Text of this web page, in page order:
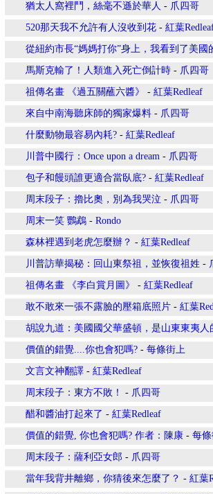
猶太人窩裡鬥，絲毫不遜於華人 - 爪四哥
520那天我不允許有人沒收到花 - 紅葉
從紐約市長“媽媽打你”身上，我看到了美國
馬斯克輸了！人類進入死亡倒計時 - 爪四哥
祖傳名畫 《過五關蘸六醬》 - 紅葉Redleaf
來自中南海聽床師的獨家爆料 - 爪四哥
什麼動物最容易內耗? - 紅葉Redleaf
川普中國行：Once upon a dream - 爪四哥
包子和饅頭誰更適合當臥底? - 紅葉Redleaf
周末段子：擼比奧，別為我哭泣 - 爪四哥
周末一笑 鸚鵡 - Rondo
森林裡遇到老虎怎麼辦？ - 紅葉Redleaf
川普訪華揭秘：回山東祭祖，並恢復祖姓 -
祖傳名畫 《李白賞月圖》 - 紅葉Redleaf
敢不敢來一張不露臉的壓箱底照片 - 紅葉
胡說九道：美國國父華盛頓，是山東東夷人
價值的錯覺....你也會犯嗎? - 每條街上
文言文神翻譯 - 紅葉Redleaf
周末段子：東方不敗！ - 爪四哥
醋和醬油打起來了 - 紅葉Redleaf
價值的錯覺, 你也會犯嗎? 作者：陳康 - 每
周末段子：薩利亞女郎 - 爪四哥
當年我背井離鄉，你猜後來怎麼了？ - 紅葉